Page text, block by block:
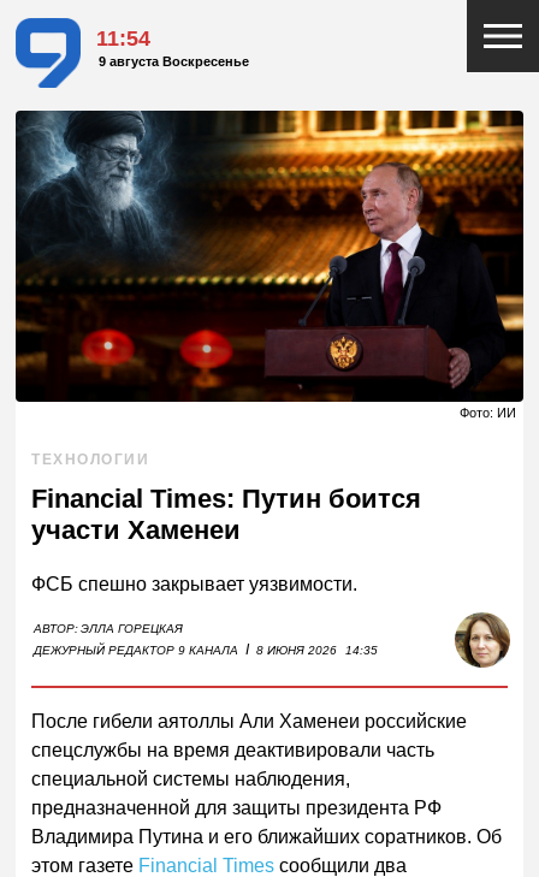
11:54
9 августа Воскресенье
Фото: ИИ
ТЕХНОЛОГИИ
Financial Times: Путин боится
участи Хаменеи
ФСБ спешно закрывает уязвимости.
АВТОР:ЭЛЛА ГОРЕЦКАЯ
ДЕЖУРНЫЙ РЕДАКТОР 9 КАНАЛА
I 8 ИЮНЯ 2026 14:35
После гибели аятоллы Али Хаменеи российские
спецслужбы на время деактивировали часть
специальной системы наблюдения,
предназначенной для защиты президента РФ
Владимира Путина и его ближайших соратников. Об
этом газете Financial Times сообщили два